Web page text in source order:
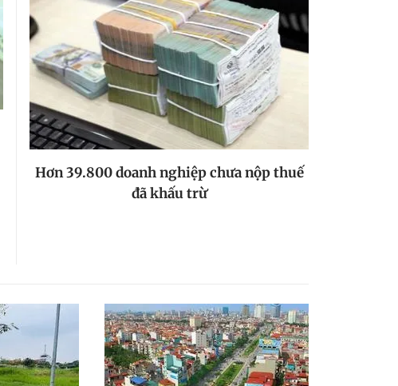
Hơn 39.800 doanh nghiệp chưa nộp thuế
đã khấu trừ